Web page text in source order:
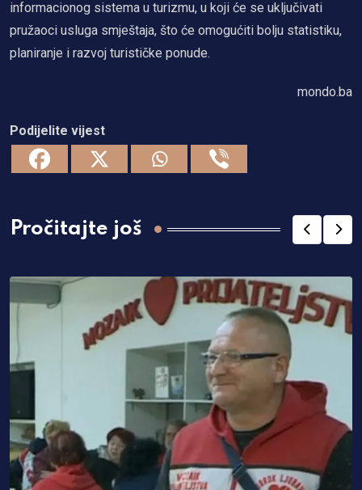
informacionog sistema u turizmu, u koji će se uključivati
pružaoci usluga smještaja, što će omogućiti bolju statistiku,
planiranje i razvoj turističke ponude.
mondo.ba
Podijelite vijest
Pročitajte još